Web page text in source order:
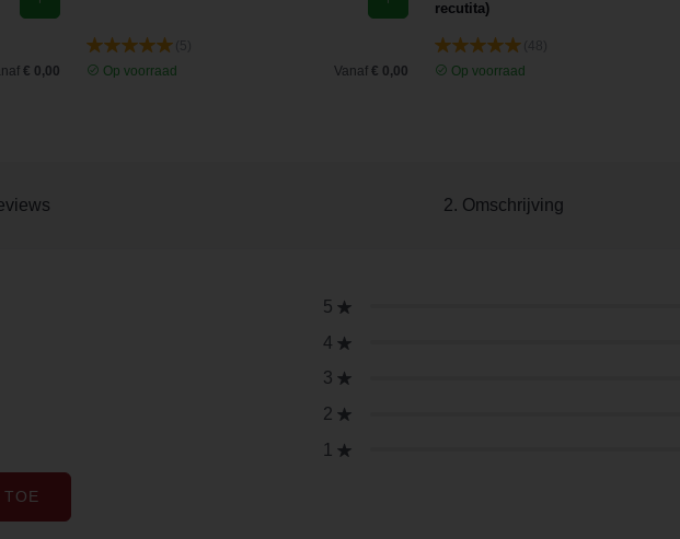
€ 0,00
Op voorraad
Vanaf € 0,00
recutita)
Op voorraad
2. Omschrijving
5
4
3
2
1